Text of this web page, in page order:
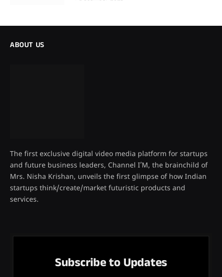
ABOUT US
The first exclusive digital video media platform for startups
and future business leaders, Channel I’M, the brainchild of
Mrs. Nisha Krishan, unveils the first glimpse of how Indian
startups think/create/market futuristic products and
services.
Subscribe to Updates